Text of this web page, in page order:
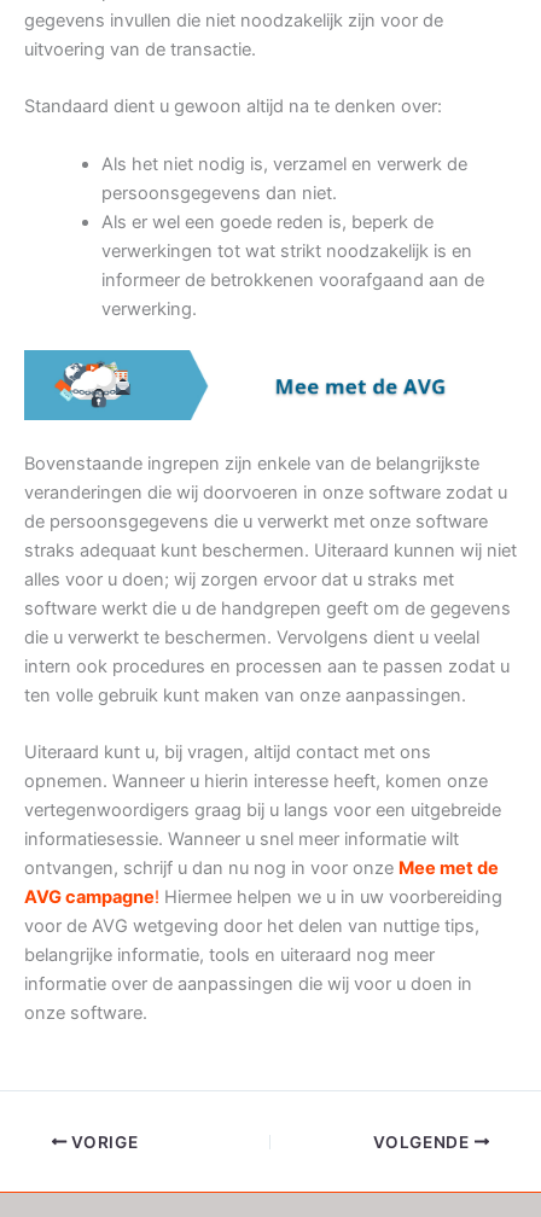
gegevens invullen die niet noodzakelijk zijn voor de
uitvoering van de transactie.
Standaard dient u gewoon altijd na te denken over:
Als het niet nodig is, verzamel en verwerk de
persoonsgegevens dan niet.
Als er wel een goede reden is, beperk de
verwerkingen tot wat strikt noodzakelijk is en
informeer de betrokkenen voorafgaand aan de
verwerking.
Bovenstaande ingrepen zijn enkele van de belangrijkste
veranderingen die wij doorvoeren in onze software zodat u
de persoonsgegevens die u verwerkt met onze software
straks adequaat kunt beschermen. Uiteraard kunnen wij niet
alles voor u doen; wij zorgen ervoor dat u straks met
software werkt die u de handgrepen geeft om de gegevens
die u verwerkt te beschermen. Vervolgens dient u veelal
intern ook procedures en processen aan te passen zodat u
ten volle gebruik kunt maken van onze aanpassingen.
Uiteraard kunt u, bij vragen, altijd contact met ons
opnemen. Wanneer u hierin interesse heeft, komen onze
vertegenwoordigers graag bij u langs voor een uitgebreide
informatiesessie. Wanneer u snel meer informatie wilt
ontvangen, schrijf u dan nu nog in voor onze Mee met de
AVG campagne! Hiermee helpen we u in uw voorbereiding
voor de AVG wetgeving door het delen van nuttige tips,
belangrijke informatie, tools en uiteraard nog meer
informatie over de aanpassingen die wij voor u doen in
onze software.
VORIGE VOLGENDE